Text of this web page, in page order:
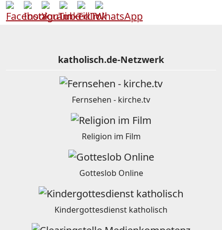
katholisch.de-Netzwerk
Fernsehen - kirche.tv
Religion im Film
Gotteslob Online
Kindergottesdienst katholisch